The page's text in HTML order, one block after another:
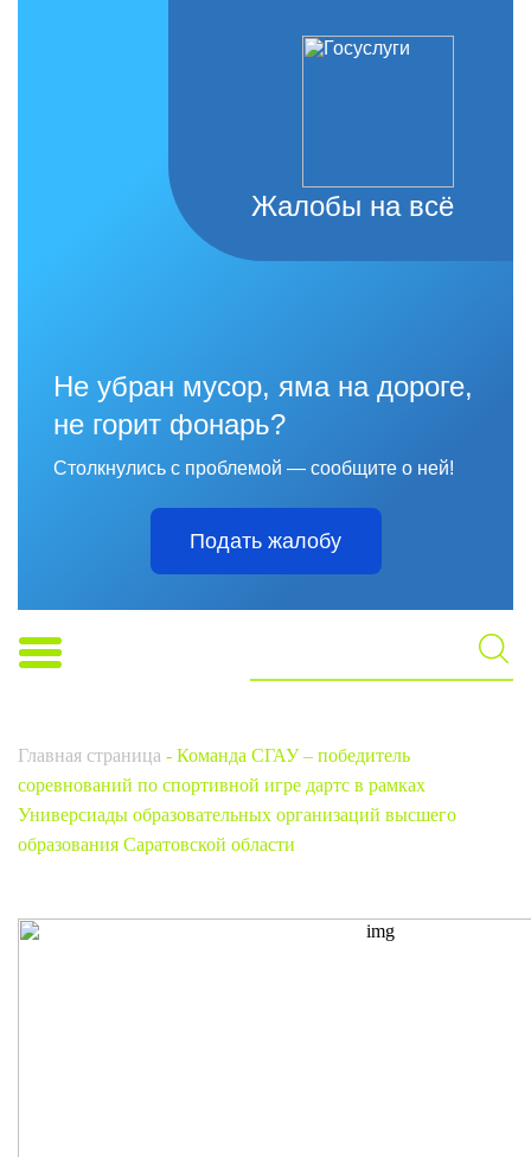
Жалобы на всё
Не убран мусор, яма на дороге,
не горит фонарь?
Столкнулись с проблемой — сообщите о ней!
Подать жалобу
Главная страница - Команда СГАУ – победитель
соревнований по спортивной игре дартс в рамках
Универсиады образовательных организаций высшего
образования Саратовской области